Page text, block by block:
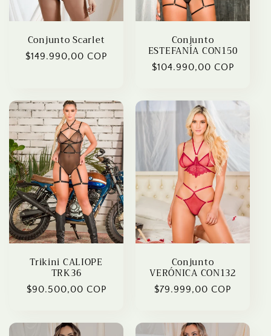
o
Conjunto Scarlet
Regular
$149.990,00 COP
Conjunto
ESTEFANÍA CON150
Regular
$104.990,00 COP
Trikini CALIOPE
TRK36
Regular
$90.500,00 COP
Conjunto
VERÓNICA CON132
Regular
$79.999,00 COP